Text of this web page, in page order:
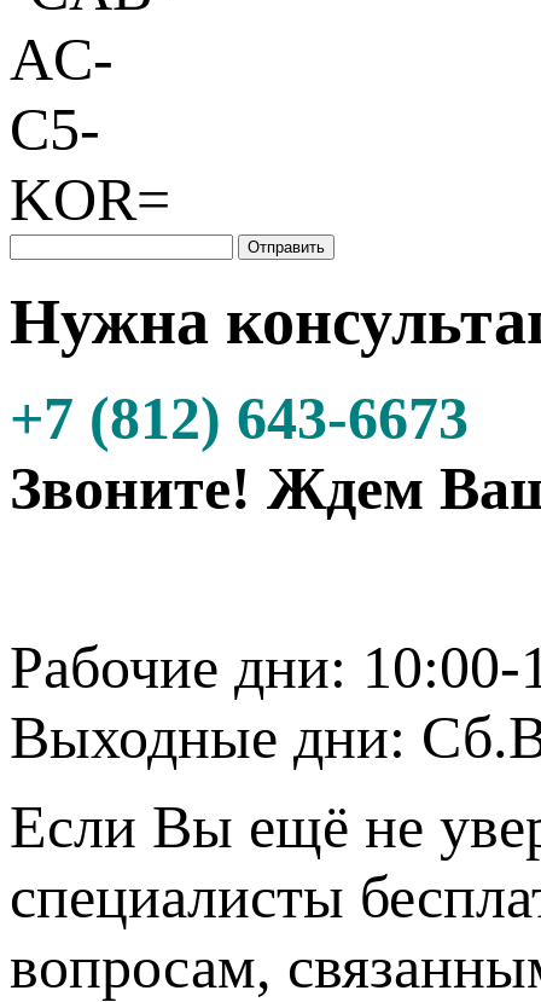
Нужна
+7 (812) 643-6673
Звоните! Ждем
Рабочие дни: 10:00-
Выходные дни:
Если Вы ещё не
специалисты
вопросам,